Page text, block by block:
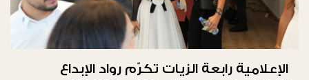
الإعلامية رابعة الزيات تكرّم رواد الإبداع